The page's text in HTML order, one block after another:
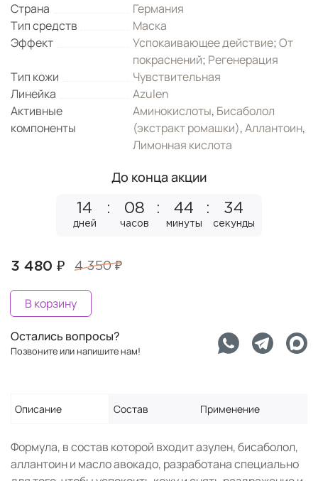
Страна
Германия
Тип средств
Маска
Эффект
Успокаивающее действие;От
покраснений; Регенерация
Тип кожи
Чувствительная
Линейка
Azulen
Активные
компоненты
Аминокислоты, Бисаболол
(экстракт ромашки),Аллантоин,
Лимонная кислота
До конца акции
14
дней
08
часов
44
минуты
33
секунды
3 480 ₽ 4 350 ₽
В корзину
Остались вопросы?
Позвоните или напишите нам!
Описание Состав Применение
Формула, в состав которой входит азулен, бисаболол,
аллантоин и масло авокадо, разработана специально